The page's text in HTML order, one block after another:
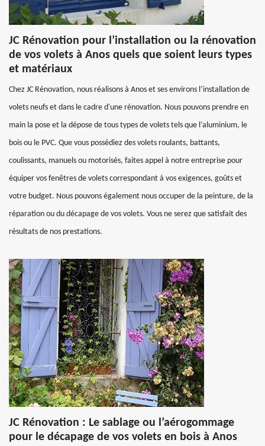
JC Rénovation pour l’installation ou la rénovation
de vos volets à Anos quels que soient leurs types
et matériaux
Chez JC Rénovation, nous réalisons à Anos et ses environs l’installation de
volets neufs et dans le cadre d'une rénovation. Nous pouvons prendre en
main la pose et la dépose de tous types de volets tels que l’aluminium, le
bois ou le PVC. Que vous possédiez des volets roulants, battants,
coulissants, manuels ou motorisés, faites appel à notre entreprise pour
équiper vos fenêtres de volets correspondant à vos exigences, goûts et
votre budget. Nous pouvons également nous occuper de la peinture, de la
réparation ou du décapage de vos volets. Vous ne serez que satisfait des
résultats de nos prestations.
JC Rénovation : Le sablage ou l’aérogommage
pour le décapage de vos volets en bois à Anos